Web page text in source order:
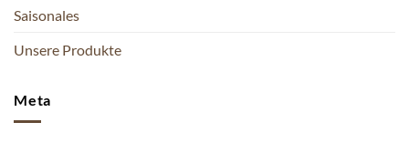
Saisonales
Unsere Produkte
Meta